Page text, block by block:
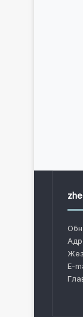
E-